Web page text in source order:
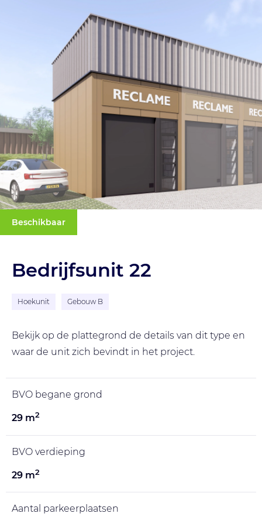
Beschikbaar
Bedrijfsunit 22
Hoekunit Gebouw B
Bekijk op de plattegrond de details van dit type en
waar de unit zich bevindt in het project.
BVO begane grond
29 m2
BVO verdieping
29 m2
Aantal parkeerplaatsen